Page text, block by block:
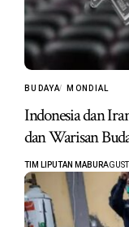
BUDAYA MONDIAL
Indonesia dan
dan Warisan
TIM LIPUTAN MABUR